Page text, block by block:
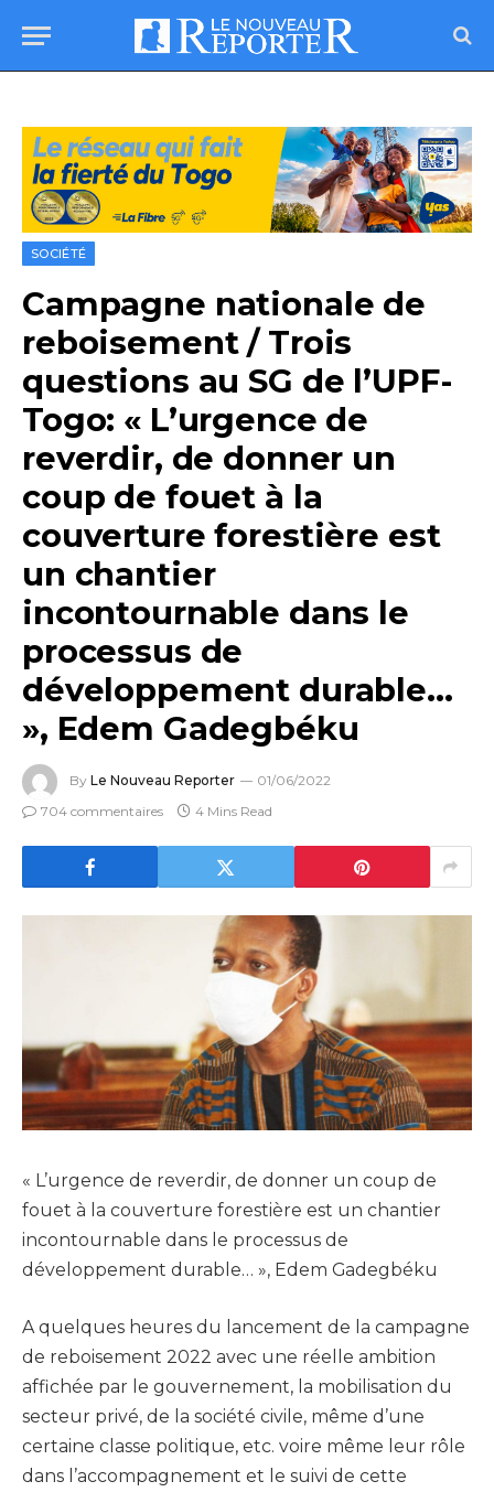
SOCIÉTÉ
Campagne nationale de
reboisement / Trois
questions au SG de l’UPF-
Togo: « L’urgence de
reverdir, de donner un
coup de fouet à la
couverture forestière est
un chantier
incontournable dans le
processus de
développement durable…
», Edem Gadegbéku
By Le Nouveau Reporter
01/06/2022
704 commentaires
4 Mins Read
« L’urgence de reverdir, de donner un coup de
fouet à la couverture forestière est un chantier
incontournable dans le processus de
développement durable… », Edem Gadegbéku
A quelques heures du lancement de la campagne
de reboisement 2022 avec une réelle ambition
affichée par le gouvernement, la mobilisation du
secteur privé, de la société civile, même d’une
certaine classe politique, etc. voire même leur rôle
dans l’accompagnement et le suivi de cette